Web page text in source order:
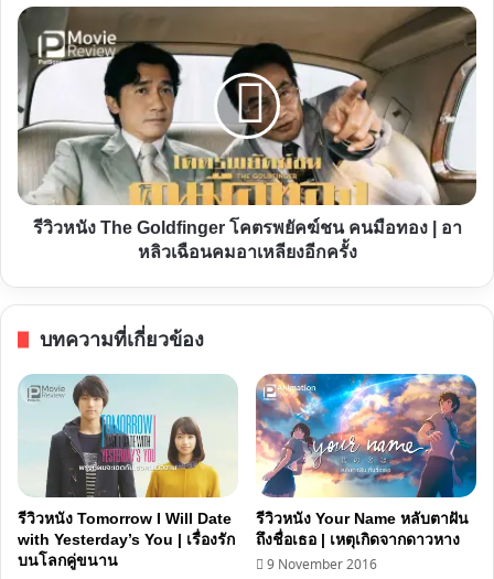
|
เรื่อง
รัก
ของ
คน
ที่
ไม่
สมบูรณ์
รีวิว
หนัง
The
Goldfinger
โคตร
พยัคฆ์
ชน
คน
|
หลิว
เฉือน
คม
ลี
ยง
อีก
ครั้ง
รีวิวหนัง The Goldfinger โคตรพยัคฆ์ชน คนมือทอง | อา
หลิวเฉือนคมอาเหลียงอีกครั้ง
บทความที่เกี่ยวข้อง
รีวิวหนัง Tomorrow I Will Date
with Yesterday’s You | เรื่องรัก
บนโลกคู่ขนาน
รีวิวหนัง Your Name หลับตาฝัน
ถึงชื่อเธอ | เหตุเกิดจากดาวหาง
9 November 2016